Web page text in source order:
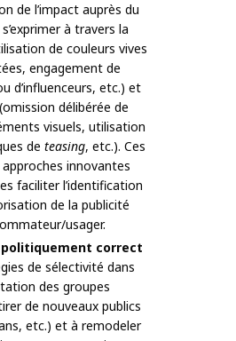
de l’impact auprès du
à travers la
de couleurs vives
engagement de
d’influenceurs, etc.) et
délibérée de
visuels, utilisation
de teasing, etc.). Ces
innovantes
faciliter l’identification
de la publicité
usager.
politiquement correct
de sélectivité dans
des groupes
de nouveaux publics
etc.) et à remodeler